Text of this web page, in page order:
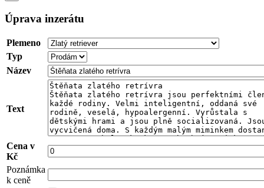
Úprava inzerátu
Plemeno
Typ
Název
Text
Cena v
Kč
Poznámka
k ceně